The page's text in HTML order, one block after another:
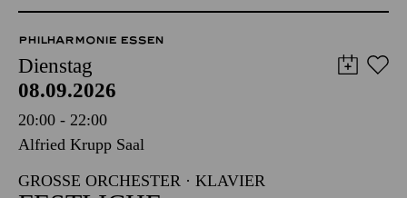
PHILHARMONIE ESSEN
Dienstag
08.09.2026
20:00 - 22:00
Alfried Krupp Saal
GROSSE ORCHESTER · KLAVIER